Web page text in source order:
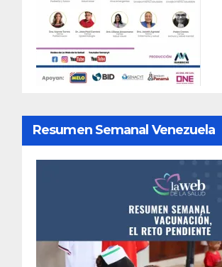
Resumen Semanal Venezuela